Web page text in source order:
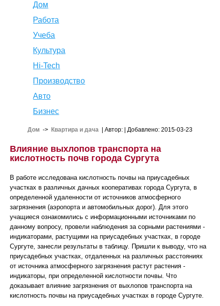
Дом
Работа
Учеба
Культура
Hi-Tech
Производство
Авто
Бизнес
Дом -> Квартира и дача | Автор: | Добавлено: 2015-03-23
Влияние выхлопов транспорта на
кислотность почв города Сургута
В работе исследована кислотность почвы на приусадебных
участках в различных дачных кооперативах города Сургута, в
определенной удаленности от источников атмосферного
загрязнения (аэропорта и автомобильных дорог). Для этого
учащиеся ознакомились с информационными источниками по
данному вопросу, провели наблюдения за сорными растениями -
индикаторами, растущими на приусадебных участках, в городе
Сургуте, занесли результаты в таблицу. Пришли к выводу, что на
приусадебных участках, отдаленных на различных расстояниях
от источника атмосферного загрязнения растут растения -
индикаторы, при определенной кислотности почвы. Что
доказывает влияние загрязнения от выхлопов транспорта на
кислотность почвы на приусадебных участках в городе Сургуте.